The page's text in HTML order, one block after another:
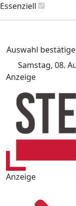
Essenziell
Auswahl
Samstag, 08.
Anzeige
Anzeige